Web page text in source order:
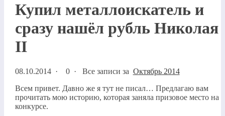
Купил металлоискатель и
сразу нашёл рубль Николая
II
08.10.2014· 0 · Все записи за Октябрь 2014
Всем привет. Давно же я тут не писал… Предлагаю вам
прочитать мою историю, которая заняла призовое место на
конкурсе.